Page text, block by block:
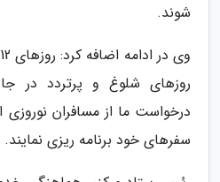
شوند.
روزهای شلوغ و پرتردد در
درخواست ما از مسافران
سفرهای خود برنامه ریزی نمایند.